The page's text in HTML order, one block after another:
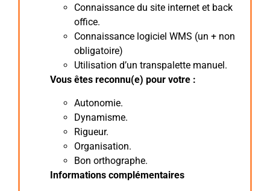
Connaissance du site internet et back
office.
Connaissance logiciel WMS (un + non
obligatoire)
Utilisation d’un transpalette manuel.
Vous êtes reconnu(e) pour votre :
Autonomie.
Dynamisme.
Rigueur.
Organisation.
Bon orthographe.
Informations complémentaires